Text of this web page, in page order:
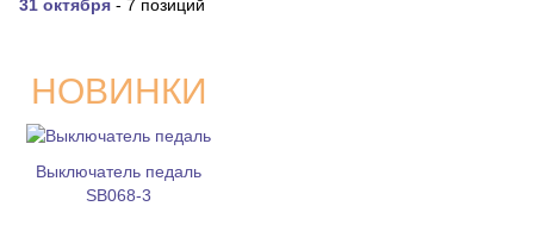
31 октября - 7 позиций
НОВИНКИ
Выключатель педаль
SB068-3